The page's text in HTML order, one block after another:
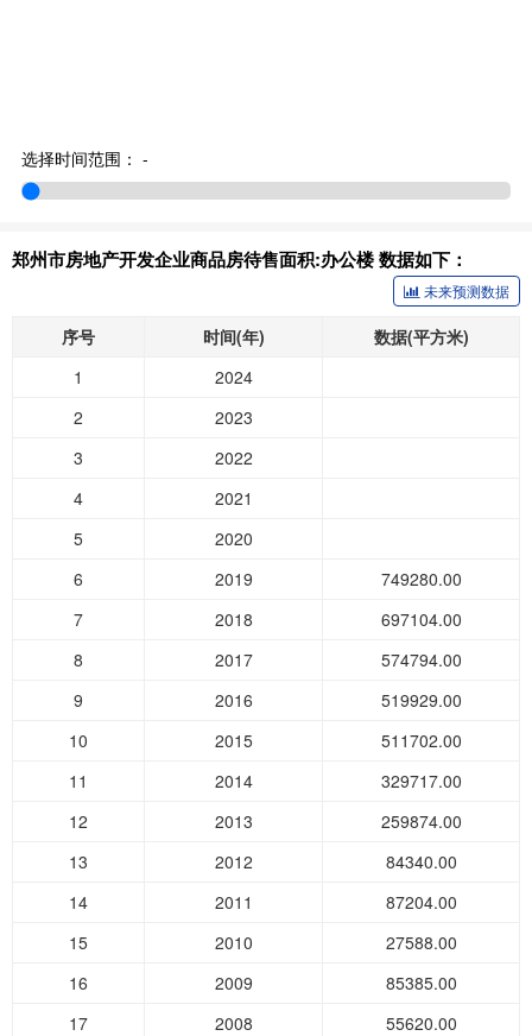
选择时间范围： -
郑州市房地产开发企业商品房待售面积:办公楼 数据如下：
未来预测数据
序号 时间(年)
数据(平方米)
1
2024
2
2023
3
2022
4
2021
5
2020
6
2019
749280.00
7
2018
697104.00
8
2017
574794.00
9
2016
519929.00
10
2015
511702.00
11
2014
329717.00
12
2013
259874.00
13
2012
84340.00
14
2011
87204.00
15
2010
27588.00
16
2009
85385.00
17
2008
55620.00